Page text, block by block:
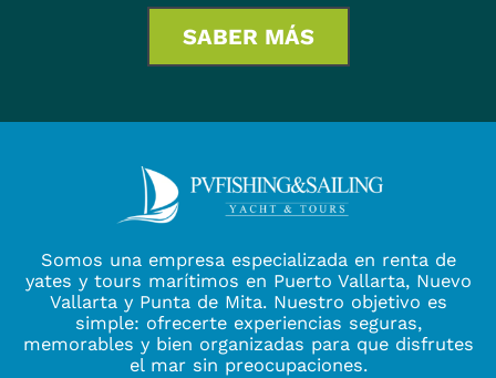
SABER MÁS
Somos una empresa especializada en renta de
yates y tours marítimos en Puerto Vallarta, Nuevo
Vallarta y Punta de Mita. Nuestro objetivo es
simple: ofrecerte experiencias seguras,
memorables y bien organizadas para que disfrutes
el mar sin preocupaciones.